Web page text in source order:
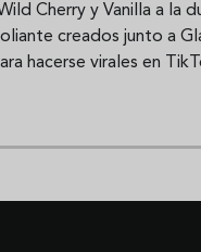
Cherry y Vanilla a la
creados junto a
hacerse virales en